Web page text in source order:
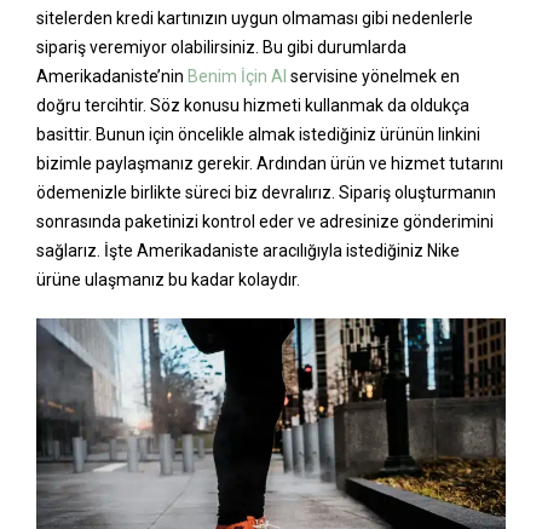
sitelerden kredi kartınızın uygun olmaması gibi nedenlerle
sipariş veremiyor olabilirsiniz. Bu gibi durumlarda
Amerikadaniste’nin Benim İçin Al servisine yönelmek en
doğru tercihtir. Söz konusu hizmeti kullanmak da oldukça
basittir. Bunun için öncelikle almak istediğiniz ürünün linkini
bizimle paylaşmanız gerekir. Ardından ürün ve hizmet tutarını
ödemenizle birlikte süreci biz devralırız. Sipariş oluşturmanın
sonrasında paketinizi kontrol eder ve adresinize gönderimini
sağlarız. İşte Amerikadaniste aracılığıyla istediğiniz Nike
ürüne ulaşmanız bu kadar kolaydır.